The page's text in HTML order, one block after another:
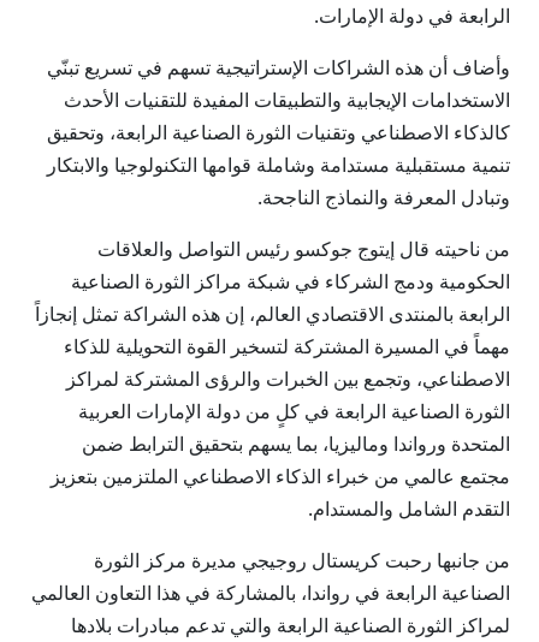
الرابعة في دولة الإمارات.
وأضاف أن هذه الشراكات الإستراتيجية تسهم في تسريع تبنّي
الاستخدامات الإيجابية والتطبيقات المفيدة للتقنيات الأحدث
كالذكاء الاصطناعي وتقنيات الثورة الصناعية الرابعة، وتحقيق
تنمية مستقبلية مستدامة وشاملة قوامها التكنولوجيا والابتكار
وتبادل المعرفة والنماذج الناجحة.
من ناحيته قال إيتوج جوكسو رئيس التواصل والعلاقات
الحكومية ودمج الشركاء في شبكة مراكز الثورة الصناعية
الرابعة بالمنتدى الاقتصادي العالم، إن هذه الشراكة تمثل إنجازاً
مهماً في المسيرة المشتركة لتسخير القوة التحويلية للذكاء
الاصطناعي، وتجمع بين الخبرات والرؤى المشتركة لمراكز
الثورة الصناعية الرابعة في كلٍ من دولة الإمارات العربية
المتحدة ورواندا وماليزيا، بما يسهم بتحقيق الترابط ضمن
مجتمع عالمي من خبراء الذكاء الاصطناعي الملتزمين بتعزيز
التقدم الشامل والمستدام.
من جانبها رحبت كريستال روجيجي مديرة مركز الثورة
الصناعية الرابعة في رواندا، بالمشاركة في هذا التعاون العالمي
لمراكز الثورة الصناعية الرابعة والتي تدعم مبادرات بلادها